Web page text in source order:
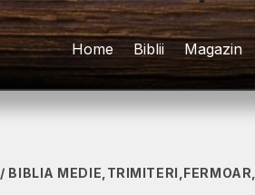
Home Biblii Magazin
/ BIBLIA